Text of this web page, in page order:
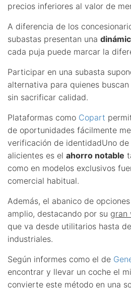
precios inferiores al valor de
A diferencia de los
subastas presentan una
cada puja puede marcar la
Participar en una subasta
alternativa para quienes
sin sacrificar calidad.
Plataformas como Copart
de oportunidades fácilmente
verificación de identidadUno
alicientes es el ahorro notable
como en modelos exclusivos
comercial habitual.
Además, el abanico de
amplio, destacando por su gran
que va desde utilitarios hasta
industriales.
Según informes como el de
encontrar y llevar un coche el
convierte este método en una